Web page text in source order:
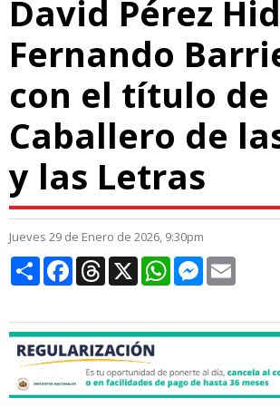
David Pérez
Fernando
con el título de
Caballero de
y las Letras
Jueves 29 de Enero de 2026, 9:30pm
CompartirFacebookThreads
X WhatsAppMessenger